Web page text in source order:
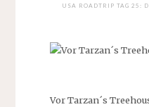
USA ROADTRIP TAG 25:
Vor Tarzan´s